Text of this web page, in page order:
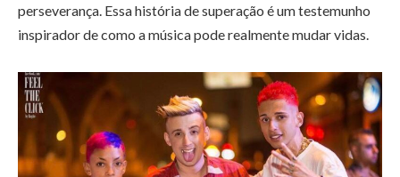
perseverança. Essa história de superação é um testemunho
inspirador de como a música pode realmente mudar vidas.